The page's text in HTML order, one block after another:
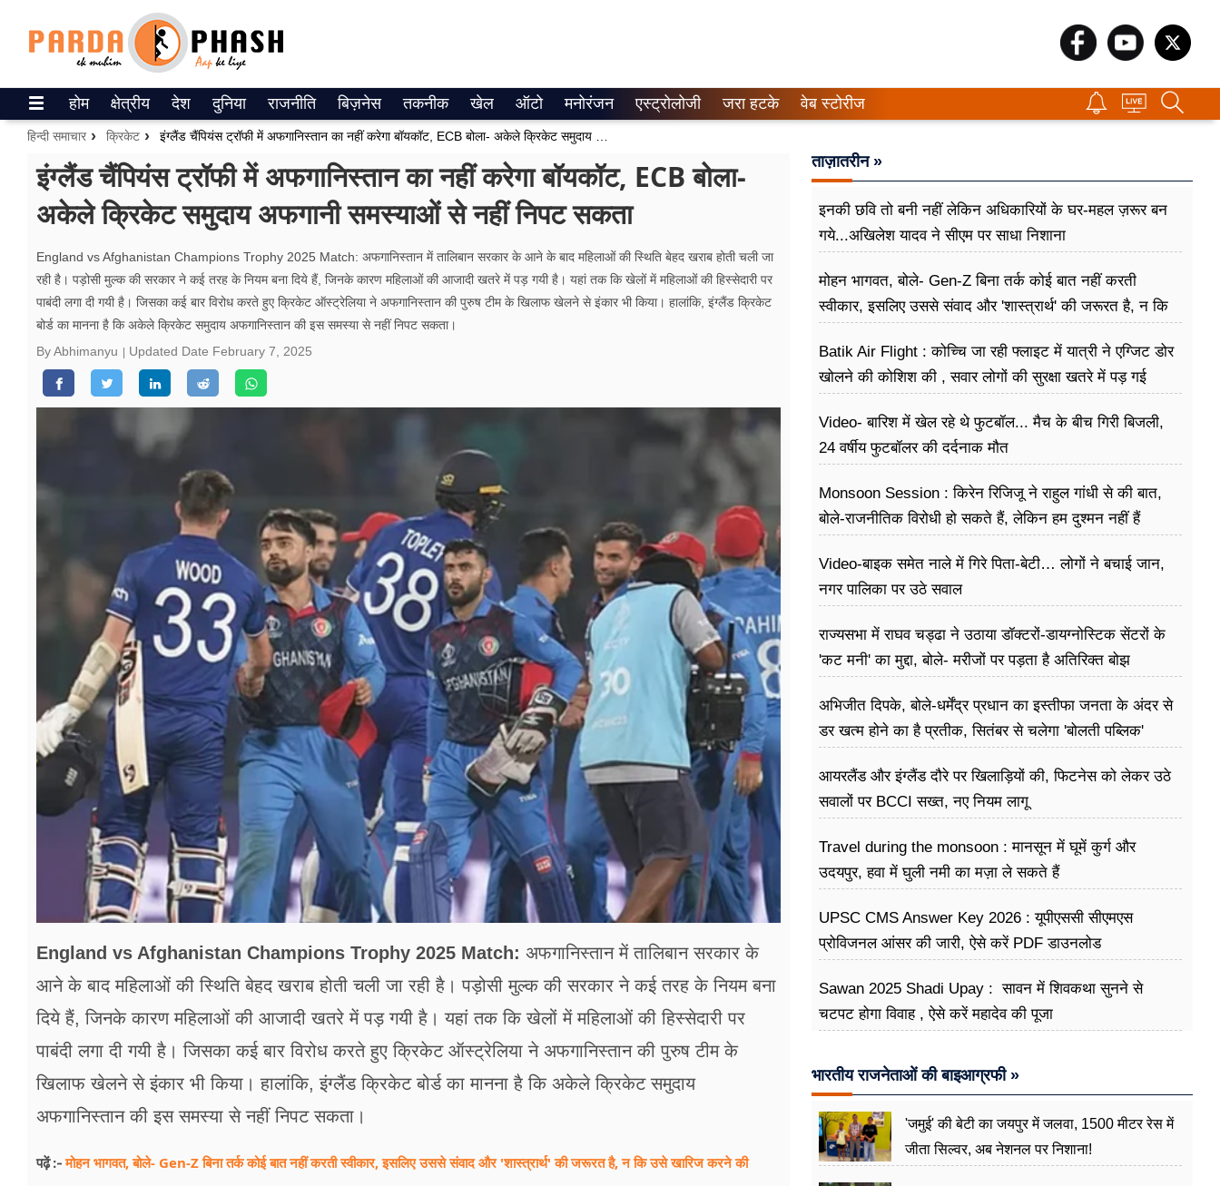
ePaper
वेब स्टोरीज
उत्तर प्रदेश
वीडियो
रिलेशनशिप
जीवन मंत्रा
होम क्षेत्रीय देश दुनिया राजनीति बिज़नेस तकनीक खेल ऑटो मनोरंजन एस्ट्रोलोजी जरा हटके वेब स्टोरीज
हिन्दी समाचार क्रिकेट
इंग्लैंड चैंपियंस ट्रॉफी में अफगानिस्तान का नहीं करेगा बॉयकॉट, ECB बोला-
अकेले क्रिकेट समुदाय अफगानी समस्याओं से नहीं निपट सकता
England vs Afghanistan Champions Trophy 2025 Match: अफगानिस्तान में तालिबान सरकार के आने के बाद महिलाओं की स्थिति बेहद खराब होती चली जा
रही है। पड़ोसी मुल्क की सरकार ने कई तरह के नियम बना दिये हैं, जिनके कारण महिलाओं की आजादी खतरे में पड़ गयी है। यहां तक कि खेलों में महिलाओं की हिस्सेदारी पर
पाबंदी लगा दी गयी है। जिसका कई बार विरोध करते हुए क्रिकेट ऑस्ट्रेलिया ने अफगानिस्तान की पुरुष टीम के खिलाफ खेलने से इंकार भी किया। हालांकि, इंग्लैंड क्रिकेट
बोर्ड का मानना है कि अकेले क्रिकेट समुदाय अफगानिस्तान की इस समस्या से नहीं निपट सकता।
By Abhimanyu
Updated Date February 7, 2025
England vs Afghanistan Champions Trophy 2025 Match: अफगानिस्तान में तालिबान सरकार के
आने के बाद महिलाओं की स्थिति बेहद खराब होती चली जा रही है। पड़ोसी मुल्क की सरकार ने कई तरह के नियम बना
दिये हैं, जिनके कारण महिलाओं की आजादी खतरे में पड़ गयी है। यहां तक कि खेलों में महिलाओं की हिस्सेदारी पर
पाबंदी लगा दी गयी है। जिसका कई बार विरोध करते हुए क्रिकेट ऑस्ट्रेलिया ने अफगानिस्तान की पुरुष टीम के
खिलाफ खेलने से इंकार भी किया। हालांकि, इंग्लैंड क्रिकेट बोर्ड का मानना है कि अकेले क्रिकेट समुदाय
अफगानिस्तान की इस समस्या से नहीं निपट सकता।
पढ़ें :-मोहन भागवत, बोले- Gen-Z बिना तर्क कोई बात नहीं करती स्वीकार, इसलिए उससे संवाद और 'शास्त्रार्थ' की जरूरत है, न कि उसे खारिज करने की
ताज़ातरीन »
इनकी छवि तो बनी नहीं लेकिन अधिकारियों के घर-महल ज़रूर बन
गये...अखिलेश यादव ने सीएम पर साधा​ निशाना
मोहन भागवत, बोले- Gen-Z बिना तर्क कोई बात नहीं करती
स्वीकार, इसलिए उससे संवाद और 'शास्त्रार्थ' की जरूरत है, न कि
Batik Air Flight : कोच्चि जा रही फ्लाइट में यात्री ने एग्जिट डोर
खोलने की कोशिश की , सवार लोगों की सुरक्षा खतरे में पड़ गई
Video- बारिश में खेल रहे थे फुटबॉल... मैच के बीच गिरी बिजली,
24 वर्षीय फुटबॉलर की दर्दनाक मौत
Monsoon Session : किरेन रिजिजू ने राहुल गांधी से की बात,
बोले-राजनीतिक विरोधी हो सकते हैं, लेकिन हम दुश्मन नहीं हैं
Video-बाइक समेत नाले में गिरे पिता-बेटी… लोगों ने बचाई जान,
नगर पालिका पर उठे सवाल
राज्यसभा में राघव चड्ढा ने उठाया डॉक्टरों-डायग्नोस्टिक सेंटरों के
'कट मनी' का मुद्दा, बोले- मरीजों पर पड़ता है अ​तिरिक्त बोझ
अभिजीत दिपके, बोले-धर्मेंद्र प्रधान का इस्तीफा जनता के अंदर से
डर खत्म होने का है प्रतीक, सितंबर से चलेगा 'बोलती पब्लिक'
आयरलैंड और इंग्लैंड दौरे पर खिलाड़ियों की, फिटनेस को लेकर उठे
सवालों पर BCCI सख्त, नए नियम लागू
Travel during the monsoon : मानसून में घूमें कुर्ग और
उदयपुर, हवा में घुली नमी का मज़ा ले सकते हैं
UPSC CMS Answer Key 2026 : यूपीएससी सीएमएस
प्रोविजनल आंसर की जारी, ऐसे करें PDF डाउनलोड
Sawan 2025 Shadi Upay : सावन में शिवकथा सुनने से
चटपट होगा विवाह , ऐसे करें महादेव की पूजा
भारतीय राजनेताओं की बाइआग्रफी »
'जमुई' की बेटी का जयपुर में जलवा, 1500 मीटर रेस में
जीता सिल्वर, अब नेशनल पर निशाना!